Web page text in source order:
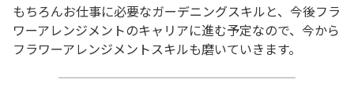
もちろんお仕事に必要なガーデニングスキルと、今後フラ
ワーアレンジメントのキャリアに進む予定なので、今から
フラワーアレンジメントスキルも磨いていきます。